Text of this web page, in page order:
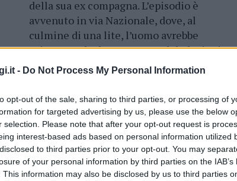
- Do Not Process My Personal Information
opt-out of the sale, sharing to third parties, or processing of
for targeted advertising by us, please use the below
selection. Please note that after your opt-out request is
interest-based ads based on personal information utilized
to third parties prior to your opt-out. You may
of your personal information by third parties on the IAB’s
This information may also be disclosed by us to third parties
della sua ex compagna. L’episodio è
avvenuto in via Nazionale, dove, al
culmine di una lite, l’uomo avrebbe
spintonato la donna, causandole lesioni
lievi. Sono intervenuti i carabinieri di
e minacce alla ex e al suo